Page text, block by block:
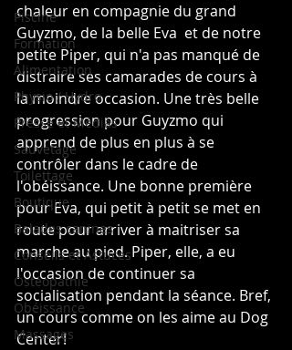
Piscine
Formation
Alimentation
Physio / Hydro
Presse et Médias
Sauvetage
Toilettage
Boutique
Balades canines
Conseils et Astuces
Ostéopathie
Obéissance
Massages
chaleur en compagnie du grand
Guyzmo, de la belle Eva  et de notre
petite Piper, qui n'a pas manqué de
distraire ses camarades de cours à
la moindre occasion. Une très belle
progression pour Guyzmo qui
apprend de plus en plus à se
contrôler dans le cadre de
l'obéissance. Une bonne première
pour Eva, qui petit à petit se met en
route pour arriver à maitriser sa
marche au pied. Piper, elle, a eu
l'occasion de continuer sa
socialisation pendant la séance. Bref,
un cours comme on les aime au Dog
Center!